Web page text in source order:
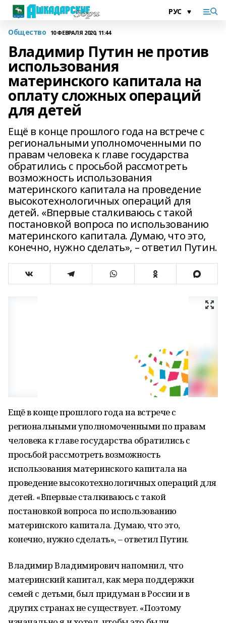
Общество 10 ФЕВРАЛЯ 2020, 11:44
Владимир Путин не против
использования
материнского капитала на
оплату сложных операций
для детей
Ещё в конце прошлого года на встрече с
региональными уполномоченными по
правам человека к главе государства
обратились с просьбой рассмотреть
возможность использования
материнского капитала на проведение
высокотехнологичных операций для
детей. «Впервые сталкиваюсь с такой
постановкой вопроса по использованию
материнского капитала. Думаю, что это,
конечно, нужно сделать», – ответил Путин.
Ещё в конце прошлого года на встрече с
региональными уполномоченными по правам
человека к главе государства обратились с
просьбой рассмотреть возможность
использования материнского капитала на
проведение высокотехнологичных операций для
детей. «Впервые сталкиваюсь с такой
постановкой вопроса по использованию
материнского капитала. Думаю, что это,
конечно, нужно сделать», – ответил Путин.
Владимир Владимирович напомнил, что
материнский капитал, как мера поддержки
семей с детьми, был придуман в России и в
других странах не существует. «Поэтому